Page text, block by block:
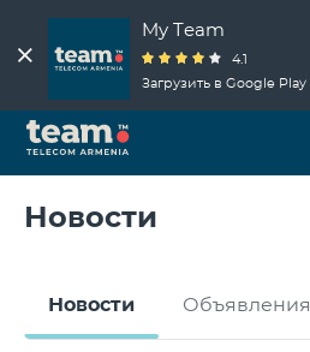
My Team
4.1
Загрузить в Google Play
Новости
Новости Объявления